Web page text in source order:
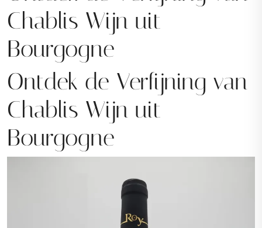
Chablis Wijn uit
Bourgogne
Ontdek de Verfijning van
Chablis Wijn uit
Bourgogne